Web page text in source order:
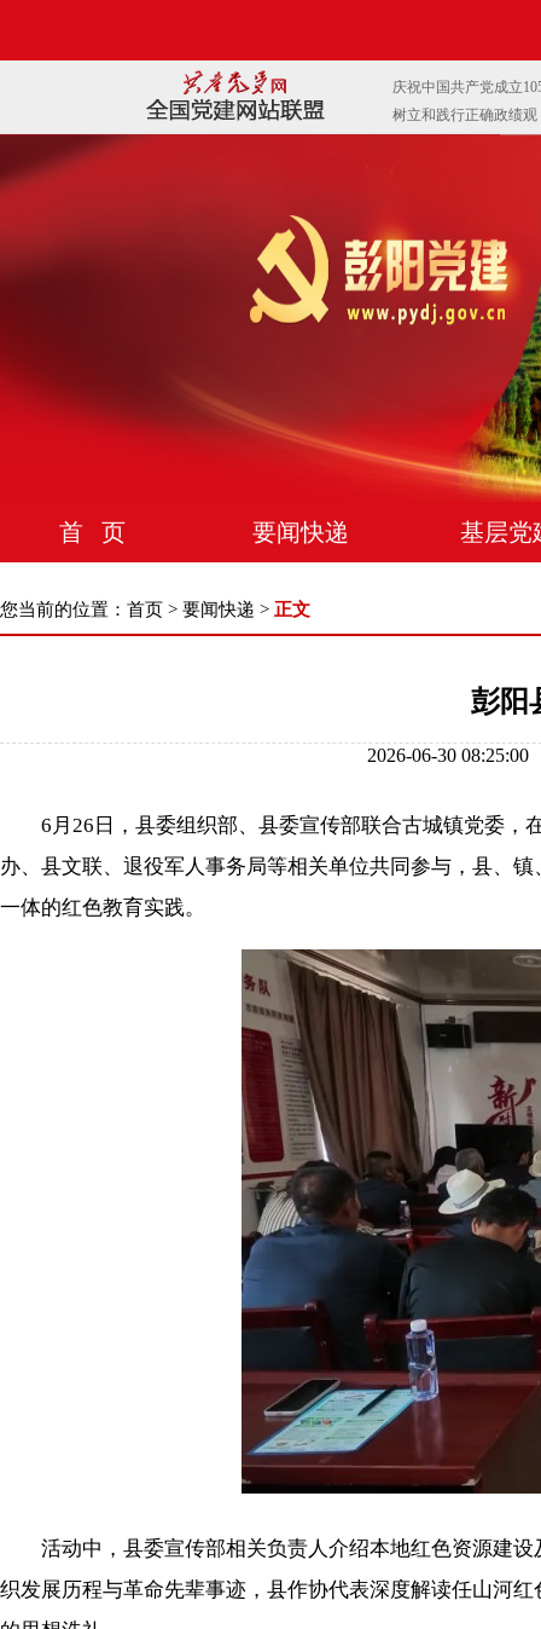
首 页 要闻快递 基层党
您当前的位置： 首页 > 要闻快递 > 正文
彭阳
2026-06-30
6月26日，县委组织部、县委宣传部联合古城镇党委，在
办、县文联、退役军人事务局等相关单位共同参与，县、
一体的红色教育实践。
活动中，县委宣传部相关负责人介绍本地红色资源建设
织发展历程与革命先辈事迹，县作协代表深度解读任山河